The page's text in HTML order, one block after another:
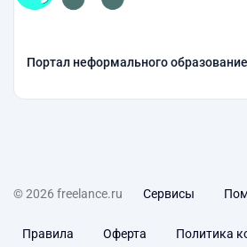
Портал неформального
© 2026 freelance.ru Сервисы
Правила Оферта Политика